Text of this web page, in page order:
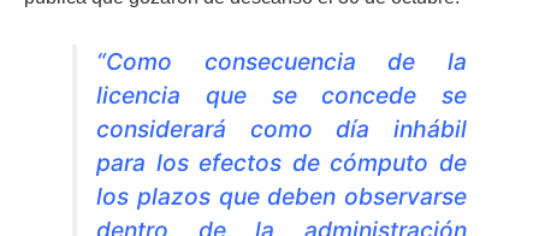
“Como consecuencia de la
licencia que se concede se
considerará como día inhábil
para los efectos de cómputo de
los plazos que deben observarse
dentro de la administración